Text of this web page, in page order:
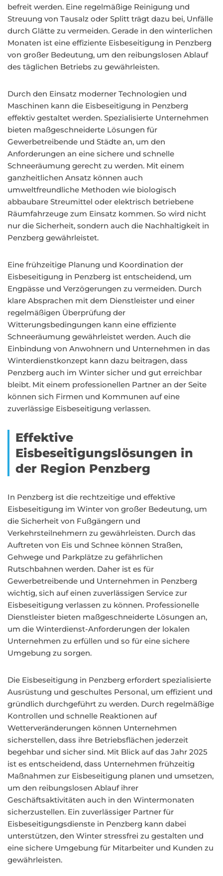
befreit werden. Eine regelmäßige Reinigung und
Streuung von Tausalz oder Splitt trägt dazu bei, Unfälle
durch Glätte zu vermeiden. Gerade in den winterlichen
Monaten ist eine effiziente Eisbeseitigung in Penzberg
von großer Bedeutung, um den reibungslosen Ablauf
des täglichen Betriebs zu gewährleisten.
Durch den Einsatz moderner Technologien und
Maschinen kann die Eisbeseitigung in Penzberg
effektiv gestaltet werden. Spezialisierte Unternehmen
bieten maßgeschneiderte Lösungen für
Gewerbetreibende und Städte an, um den
Anforderungen an eine sichere und schnelle
Schneeräumung gerecht zu werden. Mit einem
ganzheitlichen Ansatz können auch
umweltfreundliche Methoden wie biologisch
abbaubare Streumittel oder elektrisch betriebene
Räumfahrzeuge zum Einsatz kommen. So wird nicht
nur die Sicherheit, sondern auch die Nachhaltigkeit in
Penzberg gewährleistet.
Eine frühzeitige Planung und Koordination der
Eisbeseitigung in Penzberg ist entscheidend, um
Engpässe und Verzögerungen zu vermeiden. Durch
klare Absprachen mit dem Dienstleister und einer
regelmäßigen Überprüfung der
Witterungsbedingungen kann eine effiziente
Schneeräumung gewährleistet werden. Auch die
Einbindung von Anwohnern und Unternehmen in das
Winterdienstkonzept kann dazu beitragen, dass
Penzberg auch im Winter sicher und gut erreichbar
bleibt. Mit einem professionellen Partner an der Seite
können sich Firmen und Kommunen auf eine
zuverlässige Eisbeseitigung verlassen.
Effektive
Eisbeseitigungslösungen in
der Region Penzberg
In Penzberg ist die rechtzeitige und effektive
Eisbeseitigung im Winter von großer Bedeutung, um
die Sicherheit von Fußgängern und
Verkehrsteilnehmern zu gewährleisten. Durch das
Auftreten von Eis und Schnee können Straßen,
Gehwege und Parkplätze zu gefährlichen
Rutschbahnen werden. Daher ist es für
Gewerbetreibende und Unternehmen in Penzberg
wichtig, sich auf einen zuverlässigen Service zur
Eisbeseitigung verlassen zu können. Professionelle
Dienstleister bieten maßgeschneiderte Lösungen an,
um die Winterdienst-Anforderungen der lokalen
Unternehmen zu erfüllen und so für eine sichere
Umgebung zu sorgen.
Die Eisbeseitigung in Penzberg erfordert spezialisierte
Ausrüstung und geschultes Personal, um effizient und
gründlich durchgeführt zu werden. Durch regelmäßige
Kontrollen und schnelle Reaktionen auf
Wetterveränderungen können Unternehmen
sicherstellen, dass ihre Betriebsflächen jederzeit
begehbar und sicher sind. Mit Blick auf das Jahr 2025
ist es entscheidend, dass Unternehmen frühzeitig
Maßnahmen zur Eisbeseitigung planen und umsetzen,
um den reibungslosen Ablauf ihrer
Geschäftsaktivitäten auch in den Wintermonaten
sicherzustellen. Ein zuverlässiger Partner für
Eisbeseitigungsdienste in Penzberg kann dabei
unterstützen, den Winter stressfrei zu gestalten und
eine sichere Umgebung für Mitarbeiter und Kunden zu
gewährleisten.